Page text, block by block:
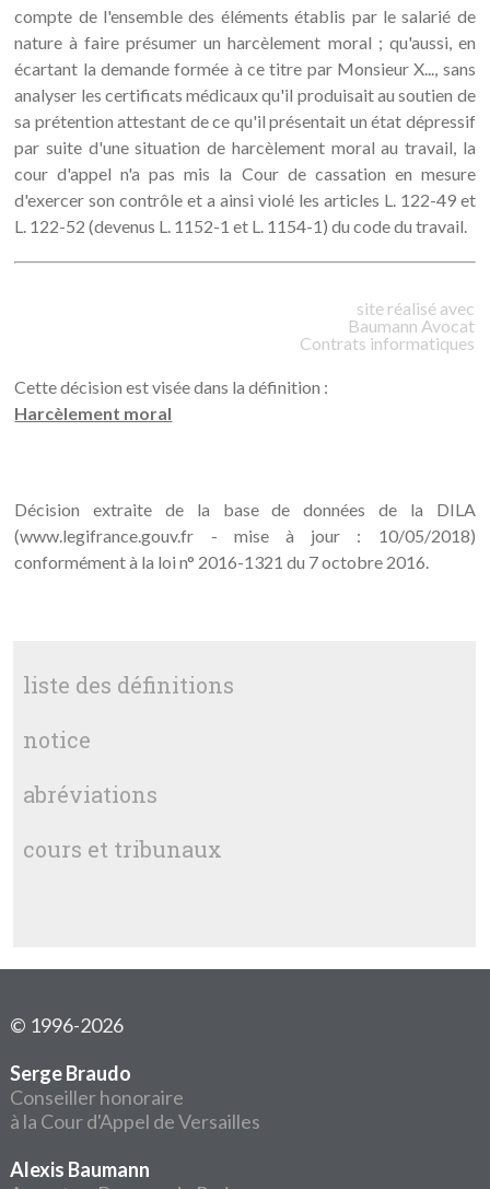
compte de l'ensemble des éléments établis par le salarié de
nature à faire présumer un harcèlement moral ; qu'aussi, en
écartant la demande formée à ce titre par Monsieur X..., sans
analyser les certificats médicaux qu'il produisait au soutien de
sa prétention attestant de ce qu'il présentait un état dépressif
par suite d'une situation de harcèlement moral au travail, la
cour d'appel n'a pas mis la Cour de cassation en mesure
d'exercer son contrôle et a ainsi violé les articles L. 122-49 et
L. 122-52 (devenus L. 1152-1 et L. 1154-1) du code du travail.
site réalisé avec
Baumann Avocat
Contrats informatiques
Cette décision est visée dans la définition :
Harcèlement moral
Décision extraite de la base de données de la DILA
(www.legifrance.gouv.fr - mise à jour : 10/05/2018)
conformément à la loi n° 2016-1321 du 7 octobre 2016.
liste des définitions
notice
abréviations
cours et tribunaux
© 1996-2026
Serge Braudo
Conseiller honoraire
à la Cour d'Appel de Versailles
Alexis Baumann